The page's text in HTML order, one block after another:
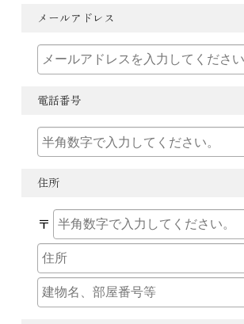
メールアドレス
電話番号
住所
〒